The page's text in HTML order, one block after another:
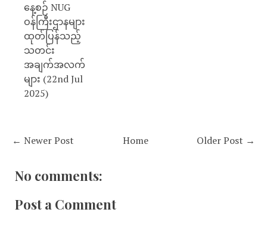
နေ့စဉ် NUG
ဝန်ကြီးဌာနများ
ထုတ်ပြန်သည့်
သတင်း
အချက်အလက်
များ (22nd Jul
2025)
← Newer Post Older Post →
Home
No comments:
Post a Comment